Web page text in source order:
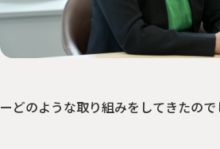
ーどのような取り組みをしてきたので